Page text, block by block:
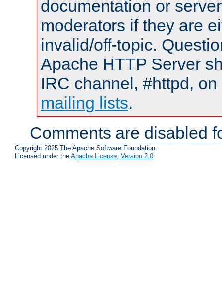
documentation or
moderators if they are
invalid/off-topic.
Apache HTTP Server
IRC channel, #httpd,
mailing lists.
Comments are disabled
Copyright 2025 The Apache Software Foundation.
Licensed under the Apache License, Version 2.0.